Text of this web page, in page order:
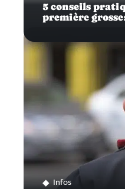
5 conseils
première
Infos